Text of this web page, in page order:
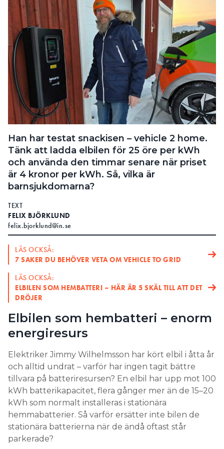
dela på skydd”. Vad är det för
uttag och skydd?
– Det finns enligt produktstandarden möjlighet att
tillverka laddstationer med mer än en
inkopplingspunkt, men där endast en punkt i taget
kan användas. Dessa inkopplingspunkter kan ha
gemensamma skydd, till exempel jordfelsbrytare
och överströmsskydd.
LÄS OCKSÅ:
Fordringarna om DC-felskydd har
uppdaterats, enligt IEC 62955.
Vilka är de nya kraven här?
– IEC 62955 är en produktstandard för så kallade
Residual direct current detecting devices. Det är
anordningar som detekterar likström i kretsar och
likström större än 6 mA läcker från kretsen.
Han har testat snackisen – vehicle 2 home.
Tänk att ladda elbilen för 25 öre per kWh
och använda den timmar senare när priset
är 4 kronor per kWh. Så, vilka är
barnsjukdomarna?
TEXT
FELIX BJÖRKLUND
felix.bjorklund@in.se
LÄS OCKSÅ:
7 SAKER DU BEHÖVER VETA OM VEHICLE TO GRID
LÄS OCKSÅ:
ELBILEN SOM HEMBATTERI – HÄR ÄR 5 SKÄL TILL ATT DET
DRÖJER
Elbilen som hembatteri – enorm
energiresurs
Elektriker Jimmy Wilhelmsson har kört elbil i åtta år
och alltid undrat – varför har ingen tagit bättre
tillvara på batteriresursen? En elbil har upp mot 100
kWh batterikapacitet, flera gånger mer än de 15–20
kWh som normalt installeras i stationära
hemmabatterier. Så varför ersätter inte bilen de
stationära batterierna när de ändå oftast står
parkerade?